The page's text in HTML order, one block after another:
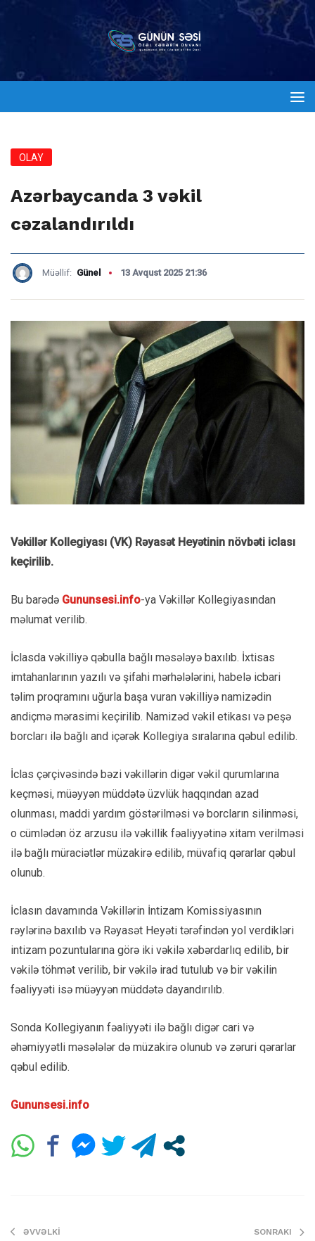
OLAY
Azərbaycanda 3 vəkil
cəzalandırıldı
Müəllif: Günel 13 Avqust 2025 21:36
Vəkillər Kollegiyası (VK) Rəyasət Heyətinin növbəti iclası
keçirilib.
Bu barədə Gununsesi.info-ya Vəkillər Kollegiyasından
məlumat verilib.
İclasda vəkilliyə qəbulla bağlı məsələyə baxılıb. İxtisas
imtahanlarının yazılı və şifahi mərhələlərini, habelə icbari
təlim proqramını uğurla başa vuran vəkilliyə namizədin
andiçmə mərasimi keçirilib. Namizəd vəkil etikası və peşə
borcları ilə bağlı and içərək Kollegiya sıralarına qəbul edilib.
İclas çərçivəsində bəzi vəkillərin digər vəkil qurumlarına
keçməsi, müəyyən müddətə üzvlük haqqından azad
olunması, maddi yardım göstərilməsi və borcların silinməsi,
o cümlədən öz arzusu ilə vəkillik fəaliyyətinə xitam verilməsi
ilə bağlı müraciətlər müzakirə edilib, müvafiq qərarlar qəbul
olunub.
İclasın davamında Vəkillərin İntizam Komissiyasının
rəylərinə baxılıb və Rəyasət Heyəti tərəfindən yol verdikləri
intizam pozuntularına görə iki vəkilə xəbərdarlıq edilib, bir
vəkilə töhmət verilib, bir vəkilə irad tutulub və bir vəkilin
fəaliyyəti isə müəyyən müddətə dayandırılıb.
Sonda Kollegiyanın fəaliyyəti ilə bağlı digər cari və
əhəmiyyətli məsələlər də müzakirə olunub və zəruri qərarlar
qəbul edilib.
Gununsesi.info
ƏVVƏLKI SONRAKI